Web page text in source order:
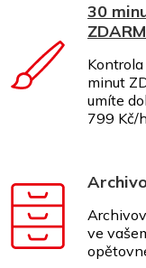
30
minut
umíte
799 Kč/
ve